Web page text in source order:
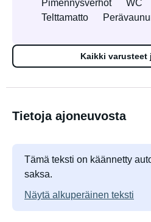
Pimennysverhot
WC
Telttamatto
Kaikki varusteet
Tietoja ajoneuvosta
Tämä teksti on käännetty
saksa.
Näytä alkuperäinen teksti